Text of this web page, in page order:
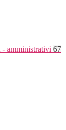
amministrativi 67